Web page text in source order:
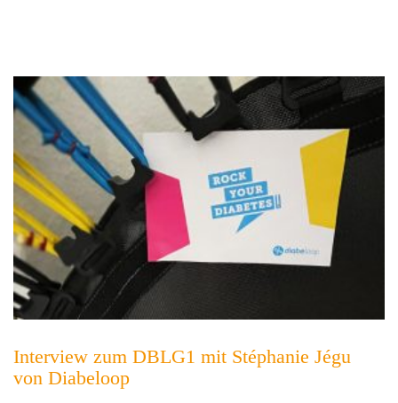
Interview zum DBLG1 mit Stéphanie Jégu
von Diabeloop